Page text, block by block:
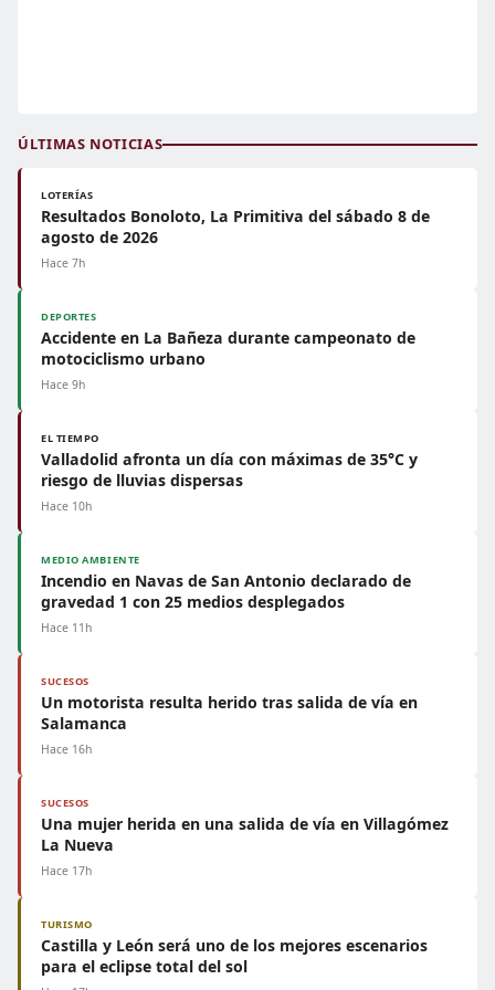
ÚLTIMAS NOTICIAS
LOTERÍAS
Resultados Bonoloto, La Primitiva del sábado 8 de
agosto de 2026
Hace 7h
DEPORTES
Accidente en La Bañeza durante campeonato de
motociclismo urbano
Hace 9h
EL TIEMPO
Valladolid afronta un día con máximas de 35°C y
riesgo de lluvias dispersas
Hace 10h
MEDIO AMBIENTE
Incendio en Navas de San Antonio declarado de
gravedad 1 con 25 medios desplegados
Hace 11h
SUCESOS
Un motorista resulta herido tras salida de vía en
Salamanca
Hace 16h
SUCESOS
Una mujer herida en una salida de vía en Villagómez
La Nueva
Hace 17h
TURISMO
Castilla y León será uno de los mejores escenarios
para el eclipse total del sol